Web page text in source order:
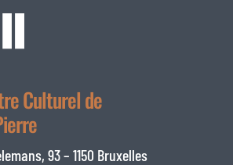
Culturel de
93 – 1150 Bruxelles